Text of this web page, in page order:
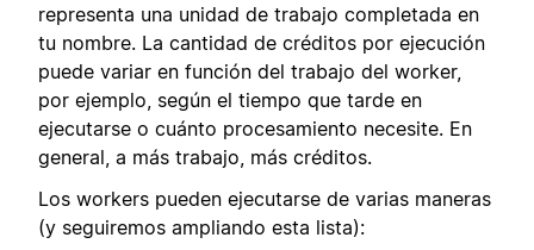
representa una unidad de trabajo completada en
tu nombre. La cantidad de créditos por ejecución
puede variar en función del trabajo del worker,
por ejemplo, según el tiempo que tarde en
ejecutarse o cuánto procesamiento necesite. En
general, a más trabajo, más créditos.
Los workers pueden ejecutarse de varias maneras
(y seguiremos ampliando esta lista):